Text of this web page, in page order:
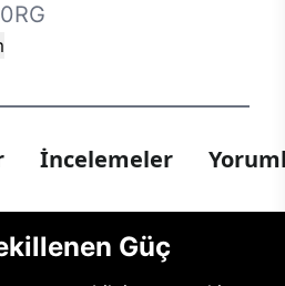
İncelemeler
Güç